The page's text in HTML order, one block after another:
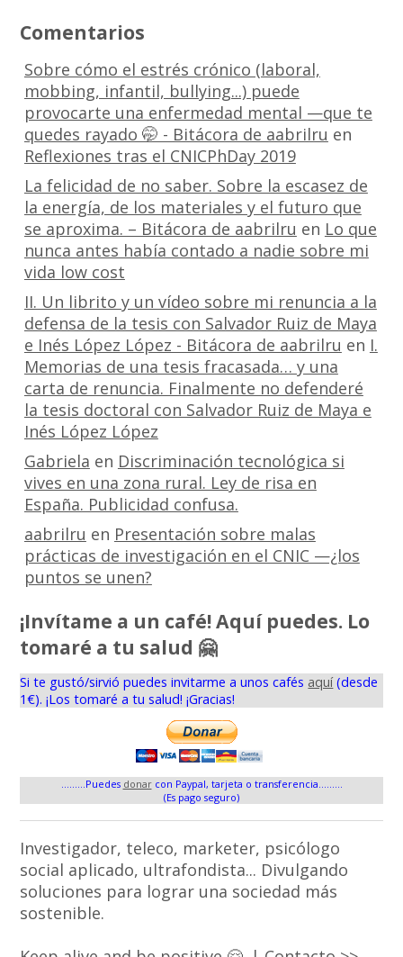
Comentarios
Sobre cómo el estrés crónico (laboral,
mobbing, infantil, bullying...) puede
provocarte una enfermedad mental —que te
quedes rayado 🤭 - Bitácora de aabrilru en
Reflexiones tras el CNICPhDay 2019
La felicidad de no saber. Sobre la escasez de
la energía, de los materiales y el futuro que
se aproxima. – Bitácora de aabrilru en Lo que
nunca antes había contado a nadie sobre mi
vida low cost
II. Un librito y un vídeo sobre mi renuncia a la
defensa de la tesis con Salvador Ruiz de Maya
e Inés López López - Bitácora de aabrilru en I.
Memorias de una tesis fracasada… y una
carta de renuncia. Finalmente no defenderé
la tesis doctoral con Salvador Ruiz de Maya e
Inés López López
Gabriela en Discriminación tecnológica si
vives en una zona rural. Ley de risa en
España. Publicidad confusa.
aabrilru en Presentación sobre malas
prácticas de investigación en el CNIC —¿los
puntos se unen?
¡Invítame a un café! Aquí puedes. Lo
tomaré a tu salud 🤗
Si te gustó/sirvió puedes invitarme a unos cafés aquí(desde
1€). ¡Los tomaré a tu salud! ¡Gracias!
.........Puedes donarcon Paypal, tarjeta o transferencia.........
(Es pago seguro)
Investigador, teleco, marketer, psicólogo
social aplicado, ultrafondista... Divulgando
soluciones para lograr una sociedad más
sostenible.